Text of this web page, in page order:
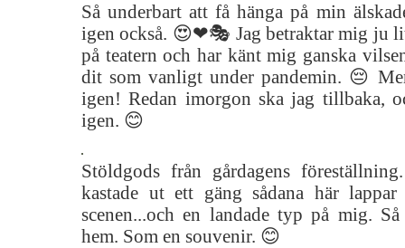
Så underbart att få hänga på min
igen också. 😍❤🎭 Jag betraktar mig ju
på teatern och har känt mig ganska
dit som vanligt under pandemin. 😔
igen! Redan imorgon ska jag tillbaka,
igen. 😊
Stöldgods från gårdagens
kastade ut ett gäng sådana här
scenen...och en landade typ på mig.
hem. Som en souvenir. 😊